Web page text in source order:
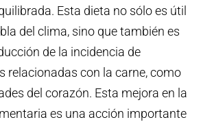
Esta dieta no sólo es útil
del clima, sino que también es
de la incidencia de
relacionadas con la carne, como
del corazón. Esta mejora en la
es una acción importante